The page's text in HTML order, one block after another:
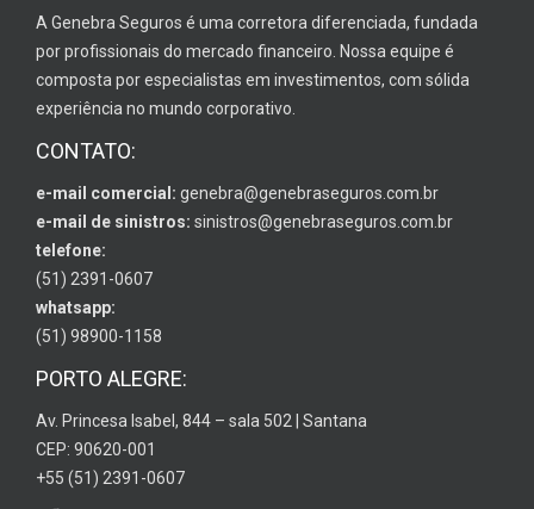
A Genebra Seguros é uma corretora diferenciada, fundada
por profissionais do mercado financeiro. Nossa equipe é
composta por especialistas em investimentos, com sólida
experiência no mundo corporativo.
CONTATO:
e-mail comercial: genebra@genebraseguros.com.br
e-mail de sinistros: sinistros@genebraseguros.com.br
telefone:
(51) 2391-0607
whatsapp:
(51) 98900-1158
PORTO ALEGRE:
Av. Princesa Isabel, 844 – sala 502 | Santana
CEP: 90620-001
+55 (51) 2391-0607